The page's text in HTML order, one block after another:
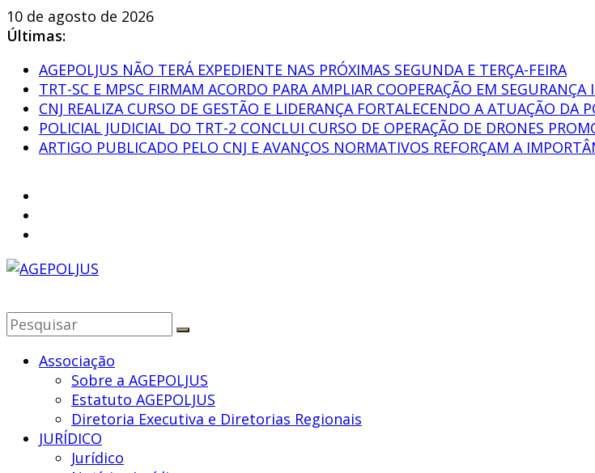
Pular
para
conteúdo
10 de agosto de 2026
Últimas:
AGEPOLJUS NÃO TERÁ EXPEDIENTE NAS PRÓXIMAS SEGUNDA E TERÇA-FEIRA
TRT-SC E MPSC FIRMAM ACORDO PARA AMPLIAR COOPERAÇÃO EM
CNJ REALIZA CURSO DE GESTÃO E LIDERANÇA FORTALECENDO A ATUAÇÃO DA
POLICIAL JUDICIAL DO TRT-2 CONCLUI CURSO DE OPERAÇÃO DE DRONES
ARTIGO PUBLICADO PELO CNJ E AVANÇOS NORMATIVOS REFORÇAM A
AGEPOLJUS
Nacional
Agentes
Judiciária
Associação
Sobre a AGEPOLJUS
Estatuto AGEPOLJUS
Diretoria Executiva e Diretorias Regionais
JURÍDICO
Jurídico